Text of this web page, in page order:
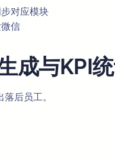
对应模块
信
成与KPI
后员工。